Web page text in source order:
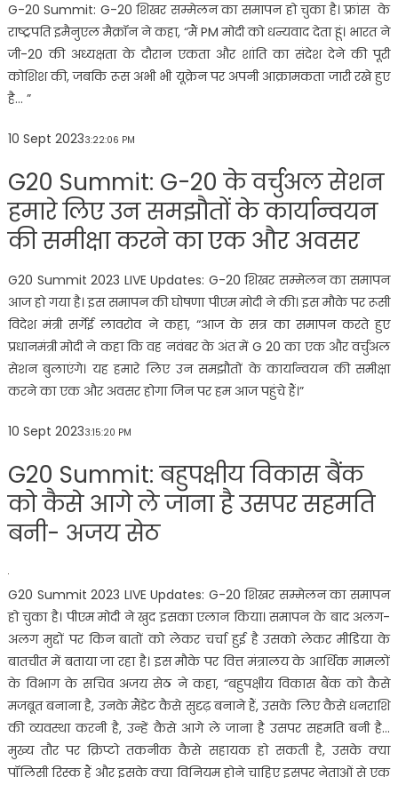
G-20 Summit: G-20 शिखर सम्मेलन का समापन हो चुका है। फ़्रांस के
राष्ट्रपति इमैनुएल मैक्रॉन ने कहा, “मैं PM मोदी को धन्यवाद देता हूं। भारत ने
जी-20 की अध्यक्षता के दौरान एकता और शांति का संदेश देने की पूरी
कोशिश की, जबकि रूस अभी भी यूक्रेन पर अपनी आक्रामकता जारी रखे हुए
है… ”
10 Sept 20233:22:06 PM
G20 Summit: G-20 के वर्चुअल सेशन
हमारे लिए उन समझौतों के कार्यान्वयन
की समीक्षा करने का एक और अवसर
G20 Summit 2023 LIVE Updates: G-20 शिखर सम्मेलन का समापन
आज हो गया है। इस समापन की घोषणा पीएम मोदी ने की। इस मौके पर रूसी
विदेश मंत्री सर्गेई लावरोव ने कहा, “आज के सत्र का समापन करते हुए
प्रधानमंत्री मोदी ने कहा कि वह नवंबर के अंत में G 20 का एक और वर्चुअल
सेशन बुलाएंगे। यह हमारे लिए उन समझौतों के कार्यान्वयन की समीक्षा
करने का एक और अवसर होगा जिन पर हम आज पहुंचे हैं।”
10 Sept 20233:15:20 PM
G20 Summit: बहुपक्षीय विकास बैंक
को कैसे आगे ले जाना है उसपर सहमति
बनी- अजय सेठ
G20 Summit 2023 LIVE Updates: G-20 शिखर सम्मेलन का समापन
हो चुका है। पीएम मोदी ने खुद इसका एलान किया। समापन के बाद अलग-
अलग मुद्दों पर किन बातों को लेकर चर्चा हुई है उसको लेकर मीडिया के
बातचीत में बताया जा रहा है। इस मौके पर वित्त मंत्रालय के आर्थिक मामलों
के विभाग के सचिव अजय सेठ ने कहा, “बहुपक्षीय विकास बैंक को कैसे
मजबूत बनाना है, उनके मैंडेट कैसे सुदृढ़ बनाने हैं, उसके लिए कैसे धनराशि
की व्यवस्था करनी है, उन्हें कैसे आगे ले जाना है उसपर सहमति बनी है…
मुख्य तौर पर क्रिप्टो तकनीक कैसे सहायक हो सकती है, उसके क्या
पॉलिसी रिस्क हैं और इसके क्या विनियम होने चाहिए इसपर नेताओं से एक